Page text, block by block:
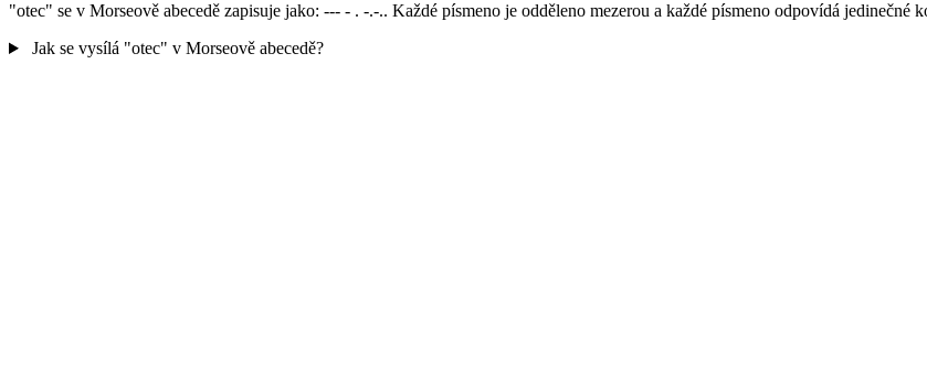
"otec" se v Morseově abecedě zapisuje jako: --- - . -.-.. Každé písmeno je odděleno mezerou a každé písmeno odpovídá jedinečné
Jak se vysílá "otec" v Morseově abecedě?